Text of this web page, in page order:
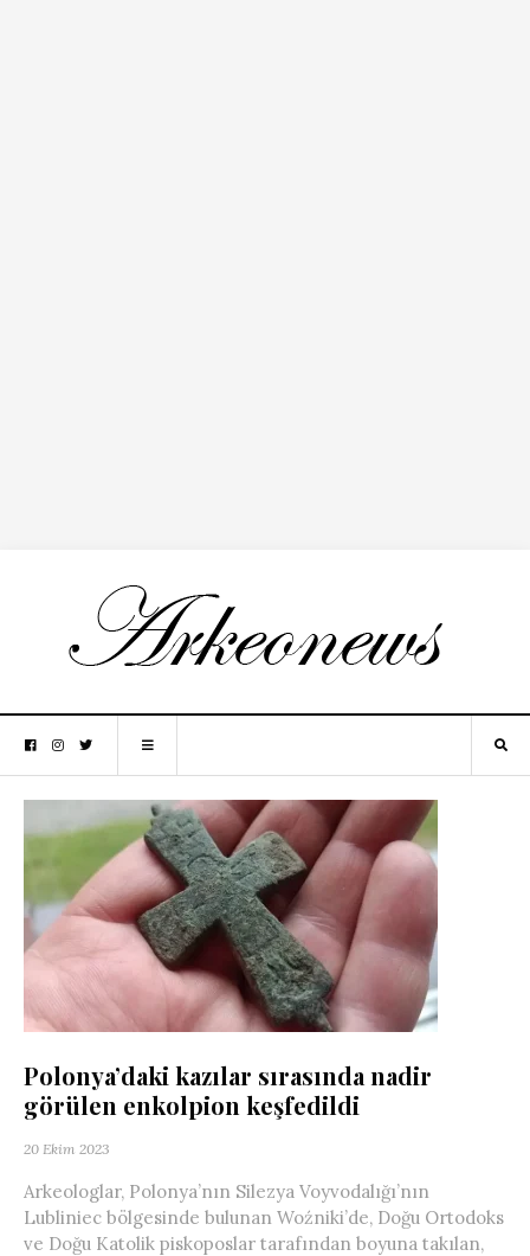
Polonya’daki kazılar sırasında nadir
görülen enkolpion keşfedildi
20 Ekim 2023
Arkeologlar, Polonya’nın Silezya Voyvodalığı’nın
Lubliniec bölgesinde bulunan Woźniki’de, Doğu Ortodoks
ve Doğu Katolik piskoposlar tarafından boyuna takılan,